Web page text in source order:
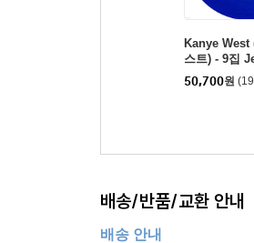
Kanye West
스트) - 9집
g [블루 컬러
50,700원
배송/반품/교환 안내
배송 안내